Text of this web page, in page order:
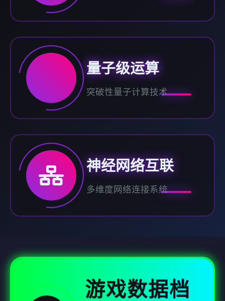
量子级运算
突破性量子计算技术
神经网络互联
多维度网络连接系统
游戏数据档